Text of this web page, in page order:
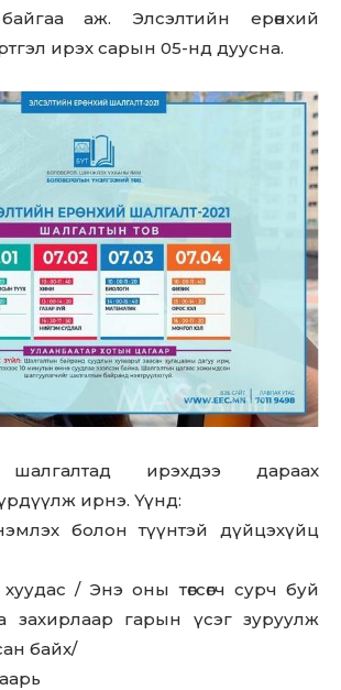
аж. Элсэлтийн ерөнхий
ирэх сарын 05-нд дуусна.
шалгалтад ирэхдээ дараах
ирнэ. Үүнд:
болон түүнтэй дүйцэхүйц
/ Энэ оны төгсөгч сурч буй
захирлаар гарын үсэг зуруулж
байх/